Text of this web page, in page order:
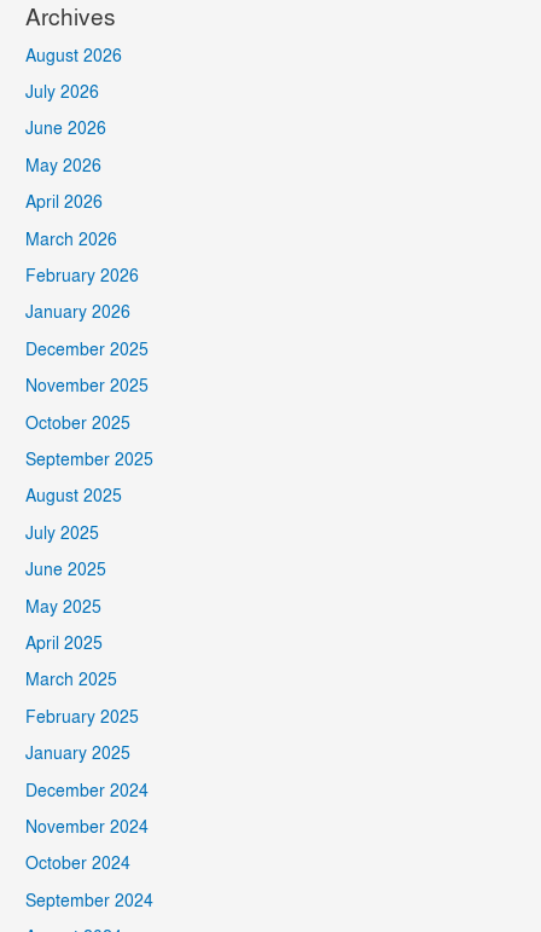
Archives
August 2026
July 2026
June 2026
May 2026
April 2026
March 2026
February 2026
January 2026
December 2025
November 2025
October 2025
September 2025
August 2025
July 2025
June 2025
May 2025
April 2025
March 2025
February 2025
January 2025
December 2024
November 2024
October 2024
September 2024